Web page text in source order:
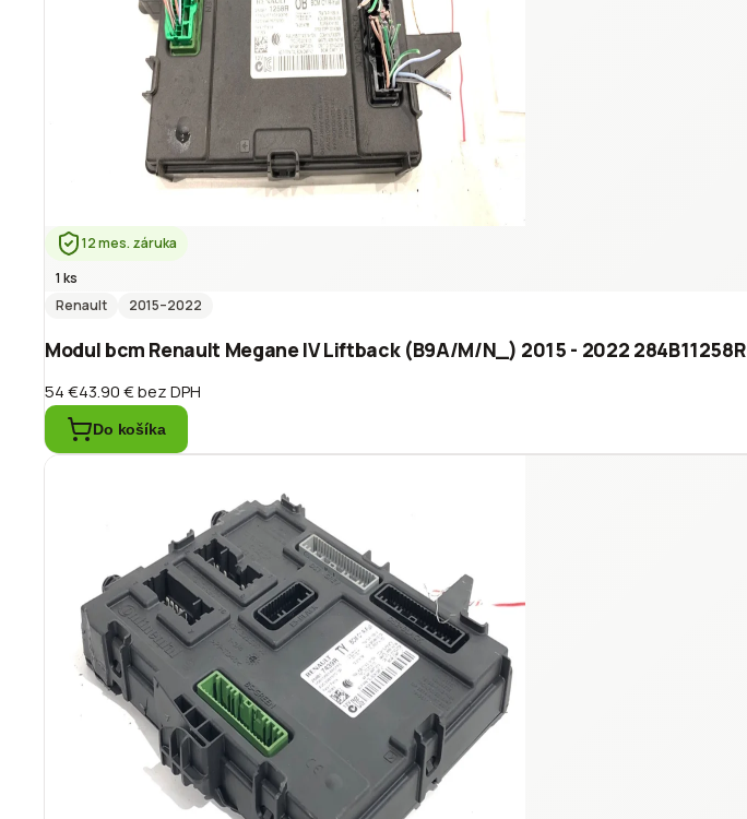
12 mes. záruka
1 ks
Renault
2015–2022
Modul bcm Renault Megane IV Liftback (B9A/M/N_) 2015 - 2022 284B11258R
54 €43.90 €bez DPH
Do košíka